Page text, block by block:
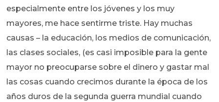
especialmente entre los jóvenes y los muy
mayores, me hace sentirme triste. Hay muchas
causas – la educación, los medios de comunicación,
las clases sociales, (es casi imposible para la gente
mayor no preocuparse sobre el dinero y gastar mal
las cosas cuando crecimos durante la época de los
años duros de la segunda guerra mundial cuando